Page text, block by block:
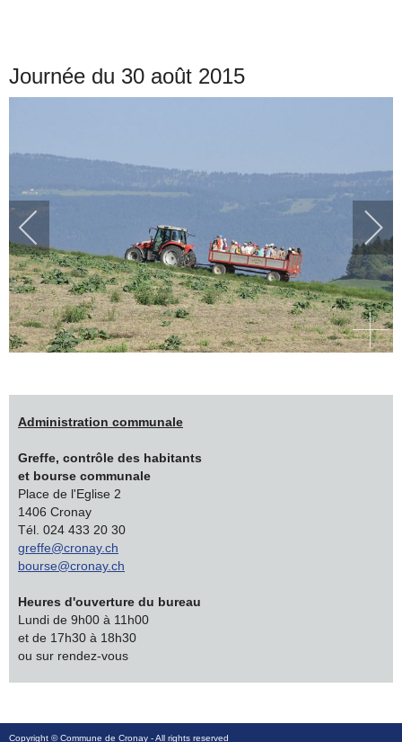
Journée du 30 août 2015
Administration communale
Greffe, contrôle des habitants
et bourse communale
Place de l'Eglise 2
1406 Cronay
Tél. 024 433 20 30
greffe@cronay.ch
bourse@cronay.ch
Heures d'ouverture du bureau
Lundi de 9h00 à 11h00
et de 17h30 à 18h30
ou sur rendez-vous
Copyright ©Commune de Cronay - All rights reserved